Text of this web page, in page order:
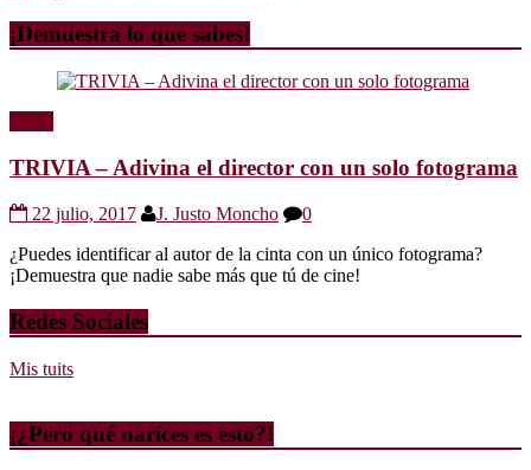
¡Demuestra lo que sabes!
TRIVIA – Adivina el director con un solo fotograma
22 julio, 2017 J. Justo Moncho
0
¿Puedes identificar al autor de la cinta con un único fotograma?
¡Demuestra que nadie sabe más que tú de cine!
Redes Sociales
Mis tuits
¡¿Pero qué narices es esto?!